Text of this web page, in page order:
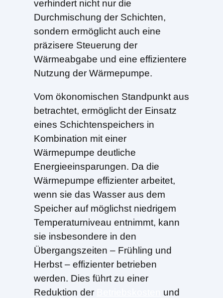
verhindert nicht nur die
Durchmischung der Schichten,
sondern ermöglicht auch eine
präzisere Steuerung der
Wärmeabgabe und eine effizientere
Nutzung der Wärmepumpe.
Vom ökonomischen Standpunkt aus
betrachtet, ermöglicht der Einsatz
eines Schichtenspeichers in
Kombination mit einer
Wärmepumpe deutliche
Energieeinsparungen. Da die
Wärmepumpe effizienter arbeitet,
wenn sie das Wasser aus dem
Speicher auf möglichst niedrigem
Temperaturniveau entnimmt, kann
sie insbesondere in den
Übergangszeiten – Frühling und
Herbst – effizienter betrieben
werden. Dies führt zu einer
Reduktion der
und